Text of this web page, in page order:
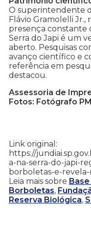
O superintendente
Flávio Gramolelli
presença constante
Serra do Japi é um
aberto. Pesquisas
avanço científico e
referência em
destacou.
Assessoria de
Fotos: Fotógrafo
Link original:
https://
a-na-serra-do-japi-
borboletas-e-
Leia mais sobre
Borboletas,
Reserva Biológica,